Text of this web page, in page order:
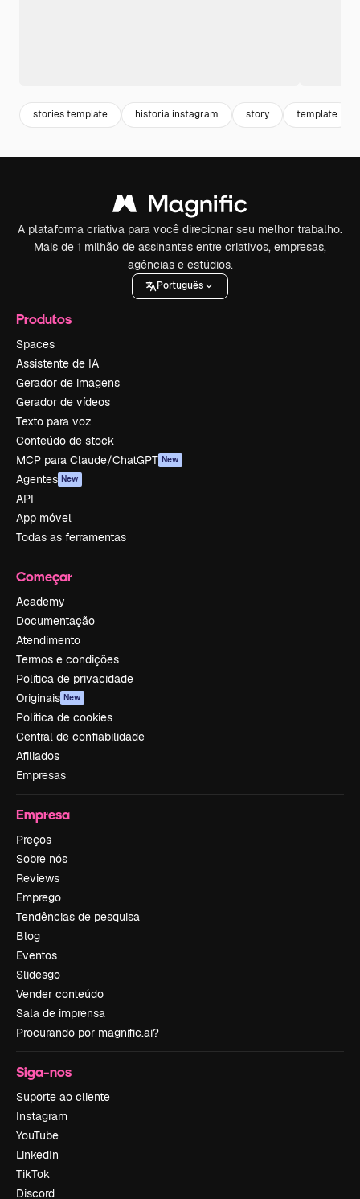
stories template historia instagram story template
A plataforma criativa para você direcionar seu melhor trabalho.
Mais de 1 milhão de assinantes entre criativos, empresas,
agências e estúdios.
Português
Produtos
Spaces
Assistente de IA
Gerador de imagens
Gerador de vídeos
Texto para voz
Conteúdo de stock
MCP para Claude/ChatGPT New
Agentes New
API
App móvel
Todas as ferramentas
Começar
Academy
Documentação
Atendimento
Termos e condições
Política de privacidade
Originais New
Política de cookies
Central de confiabilidade
Afiliados
Empresas
Empresa
Preços
Sobre nós
Reviews
Emprego
Tendências de pesquisa
Blog
Eventos
Slidesgo
Vender conteúdo
Sala de imprensa
Procurando por magnific.ai?
Siga-nos
Suporte ao cliente
Instagram
YouTube
LinkedIn
TikTok
Discord